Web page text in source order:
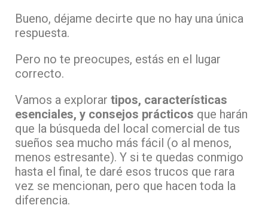
Bueno, déjame decirte que no hay una única
respuesta.
Pero no te preocupes, estás en el lugar
correcto.
Vamos a explorar tipos, características
esenciales, y consejos prácticos que harán
que la búsqueda del local comercial de tus
sueños sea mucho más fácil (o al menos,
menos estresante). Y si te quedas conmigo
hasta el final, te daré esos trucos que rara
vez se mencionan, pero que hacen toda la
diferencia.